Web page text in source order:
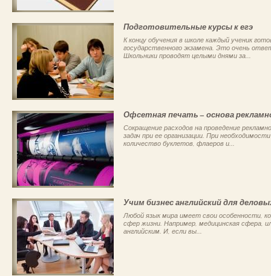
Подготовительные курсы к егэ
К концу обучения в школе каждый ученик
государственного экзамена. Это очень
Школьники проводят целыми днями за...
Офсетная печать – основа
Сокращение расходов на проведение
задач при ее организации. При
количество буклетов, флаеров и...
Учим бизнес английский для
Любой язык мира имеет свои особенности,
сфер жизни. Например, медицинская сфера,
английским. И, если вы...